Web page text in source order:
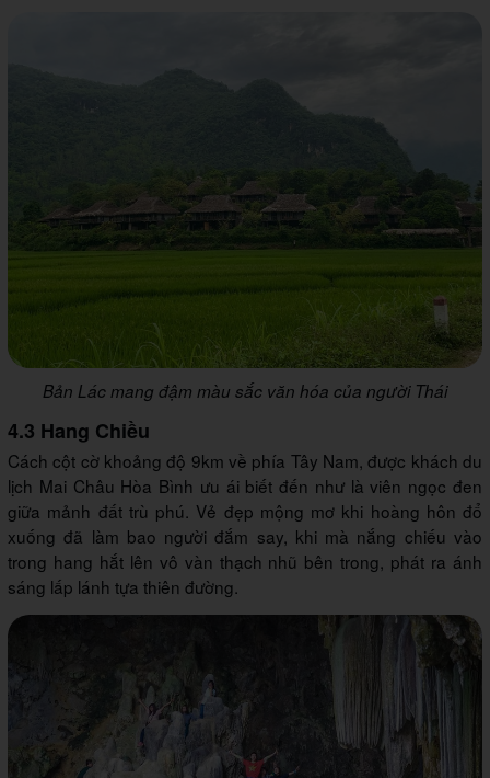
Bản Lác mang đậm màu sắc văn hóa của người Thái
4.3 Hang Chiều
Cách cột cờ khoảng độ 9km về phía Tây Nam, được khách du
lịch Mai Châu Hòa Bình ưu ái biết đến như là viên ngọc đen
giữa mảnh đất trù phú. Vẻ đẹp mộng mơ khi hoàng hôn đổ
xuống đã làm bao người đắm say, khi mà nắng chiếu vào
trong hang hắt lên vô vàn thạch nhũ bên trong, phát ra ánh
sáng lấp lánh tựa thiên đường.